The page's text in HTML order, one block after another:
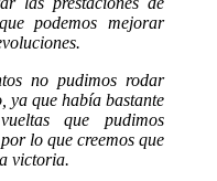
podemos mejorar
no pudimos rodar
ya que había bastante
que pudimos
lo que creemos que
victoria.